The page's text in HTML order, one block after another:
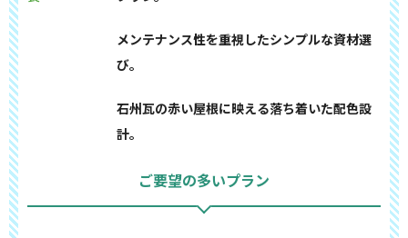
メンテナンス性を重視したシンプルな資材選
び。
石州瓦の赤い屋根に映える落ち着いた配色設
計。
ご要望の多いプラン